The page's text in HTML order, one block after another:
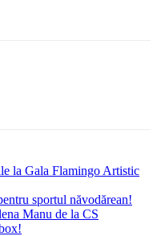
la Gala Flamingo Artistic
sportul năvodărean!
Manu de la CS